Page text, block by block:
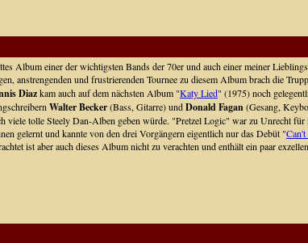
Album einer der wichtigsten Bands der 70er und auch einer meiner
anstrengenden und frustrierenden Tournee zu diesem Album brach die
Diazkam auch auf dem nächsten Album "Katy Lied" (1975) noch
Walter Becker(Bass, Gitarre) undDonald Fagan(Gesang,
viele tolle Steely Dan-Alben geben würde. "Pretzel Logic" war zu Unrecht
gelernt und kannte von den drei Vorgängern eigentlich nur das Debüt "
ist aber auch dieses Album nicht zu verachten und enthält ein paar